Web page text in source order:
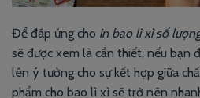
Để đáp ứng cho in bao lì xì số
sẽ được xem là cần thiết, nếu bạn
lên ý tưởng cho sự kết hợp giữa
phẩm cho bao lì xì sẽ trở nên